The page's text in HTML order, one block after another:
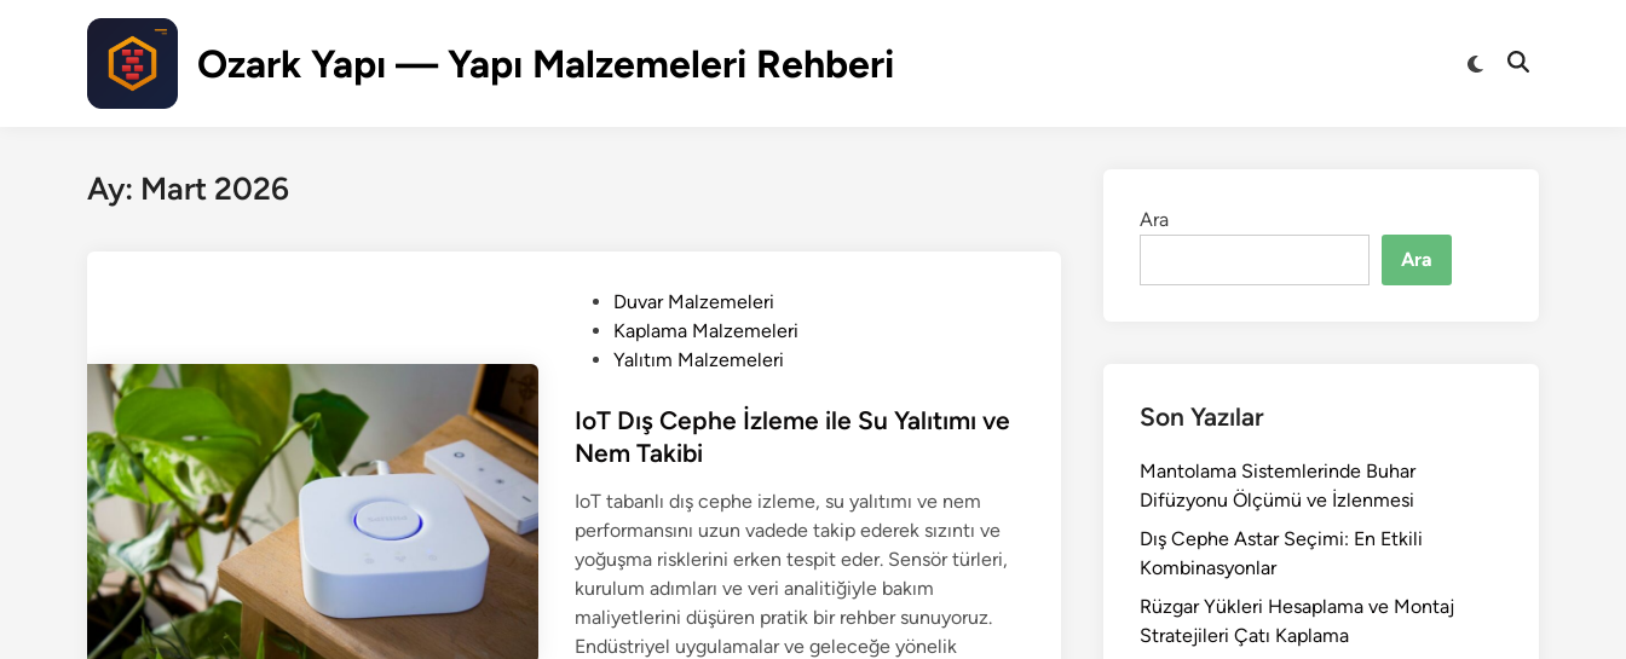
Ozark Yapı — Yapı Malzemeleri Rehberi
Switch
Open
Ay: Mart 2026
e
d
n
Duvar Malzemeleri
Kaplama Malzemeleri
Yalıtım Malzemeleri
IoT Dış Cephe İzleme ile Su Yalıtımı ve
Nem Takibi
IoT tabanlı dış cephe izleme, su yalıtımı ve nem
performansını uzun vadede takip ederek sızıntı ve
yoğuşma risklerini erken tespit eder. Sensör türleri,
kurulum adımları ve veri analitiğiyle bakım
maliyetlerini düşüren pratik bir rehber sunuyoruz.
Endüstriyel uygulamalar ve geleceğe yönelik
Ara
Ara
Son Yazılar
Mantolama Sistemlerinde Buhar
Difüzyonu Ölçümü ve İzlenmesi
Dış Cephe Astar Seçimi: En Etkili
Kombinasyonlar
Rüzgar Yükleri Hesaplama ve Montaj
Stratejileri Çatı Kaplama